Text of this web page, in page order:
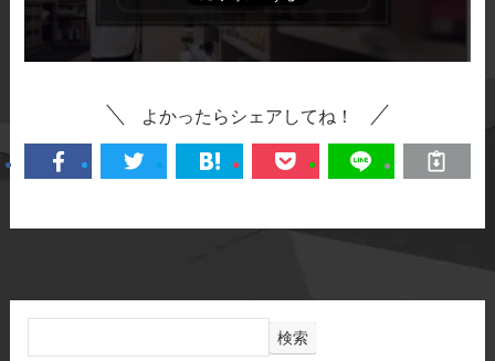
よかったらシェアしてね！
検索